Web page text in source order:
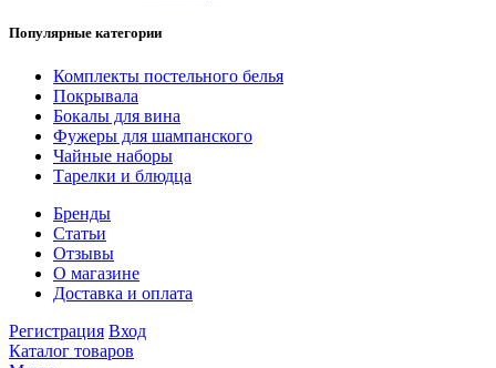
Популярные категории
Комплекты постельного белья
Покрывала
Бокалы для вина
Фужеры для шампанского
Чайные наборы
Тарелки и блюдца
Бренды
Статьи
Отзывы
О магазине
Доставка и оплата
Регистрация Вход
Каталог товаров